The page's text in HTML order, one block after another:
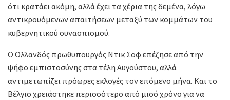
ότι κρατάει ακόμη, αλλά έχει τα χέρια της δεμένα, λόγω
αντικρουόμενων απαιτήσεων μεταξύ των κομμάτων του
κυβερνητικού συνασπισμού.
Ο Ολλανδός πρωθυπουργός Ντικ Σοφ επέζησε από την
ψήφο εμπιστοσύνης στα τέλη Αυγούστου, αλλά
αντιμετωπίζει πρόωρες εκλογές τον επόμενο μήνα. Και το
Βέλγιο χρειάστηκε περισσότερο από μισό χρόνο για να